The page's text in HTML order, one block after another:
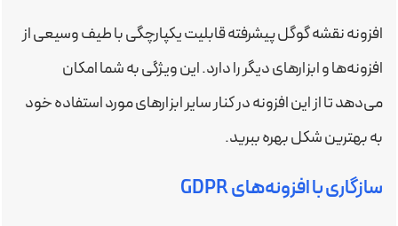
افزونه نقشه گوگل پیشرفته قابلیت یکپارچگی با طیف وسیعی از
افزونه‌ها و ابزارهای دیگر را دارد. این ویژگی به شما امکان
می‌دهد تا از این افزونه در کنار سایر ابزارهای مورد استفاده خود
به بهترین شکل بهره ببرید.
سازگاری با افزونه‌های GDPR